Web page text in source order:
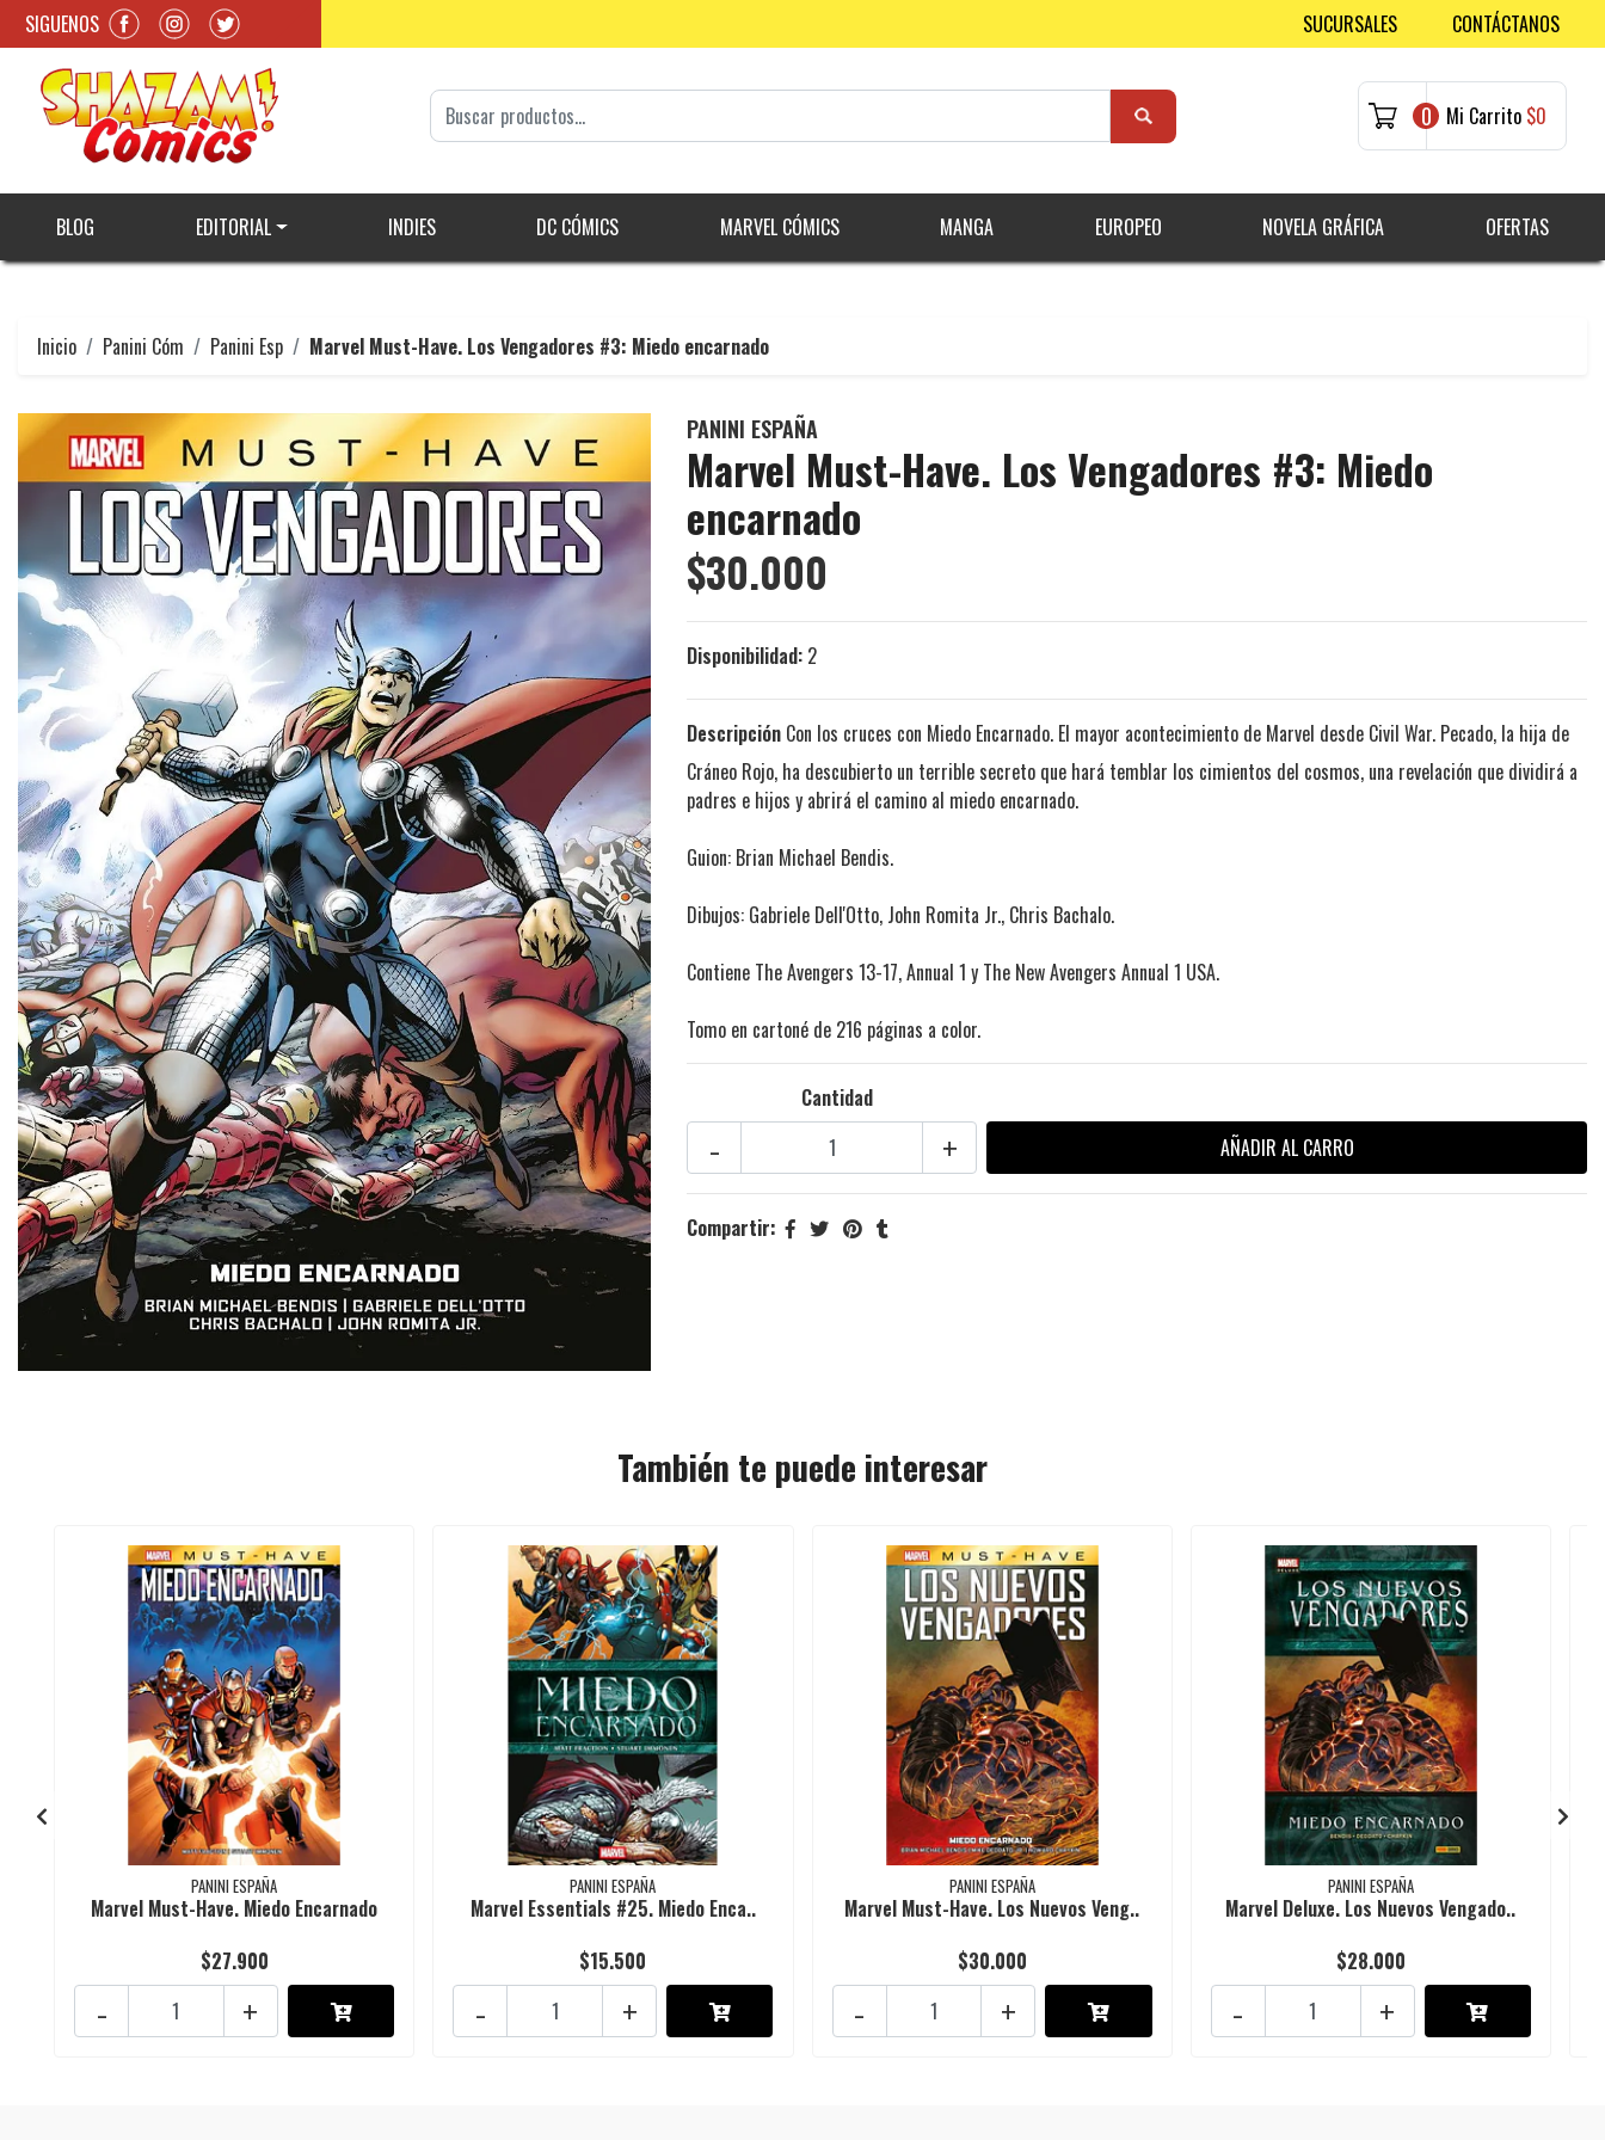
SIGUENOS SUCURSALES CONTÁCTANOS
0 Mi Carrito $0
BLOG EDITORIAL INDIES DC CÓMICS MARVEL CÓMICS MANGA EUROPEO NOVELA GRÁFICA OFERTAS
Inicio Panini Cóm Panini Esp Marvel Must-Have. Los Vengadores #3: Miedo encarnado
PANINI ESPAÑA
Marvel Must-Have. Los Vengadores #3: Miedo
encarnado
$30.000
Disponibilidad: 2
Descripción Con los cruces con Miedo Encarnado. El mayor acontecimiento de Marvel desde Civil War. Pecado, la hija de
Cráneo Rojo, ha descubierto un terrible secreto que hará temblar los cimientos del cosmos, una revelación que dividirá a
padres e hijos y abrirá el camino al miedo encarnado.
Guion: Brian Michael Bendis.
Dibujos: Gabriele Dell'Otto, John Romita Jr., Chris Bachalo.
Contiene The Avengers 13-17, Annual 1 y The New Avengers Annual 1 USA.
Tomo en cartoné de 216 páginas a color.
Cantidad
+
-
Compartir:
También te puede interesar
PANINI ESPAÑA
Marvel Must-Have. Miedo Encarnado
$27.900
+
-
PANINI ESPAÑA
Marvel Essentials #25. Miedo Enca..
$15.500
+
-
PANINI ESPAÑA
Marvel Must-Have. Los Nuevos Veng..
$30.000
+
-
PANINI ESPAÑA
Marvel Deluxe. Los Nuevos Vengado..
$28.000
+
-